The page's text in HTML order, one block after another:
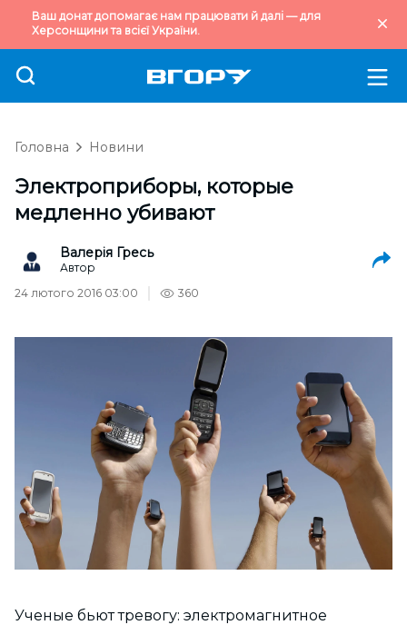
Ваш донат допомагає нам працювати й далі — для
Херсонщини та всієї України.
Головна Новини
Электроприборы, которые
медленно убивают
Валерія Гресь
Автор
24 лютого 2016 03:00
360
Ученые бьют тревогу: электромагнитное